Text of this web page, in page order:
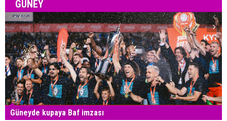
GÜNEY
Güneyde kupaya Baf imzası